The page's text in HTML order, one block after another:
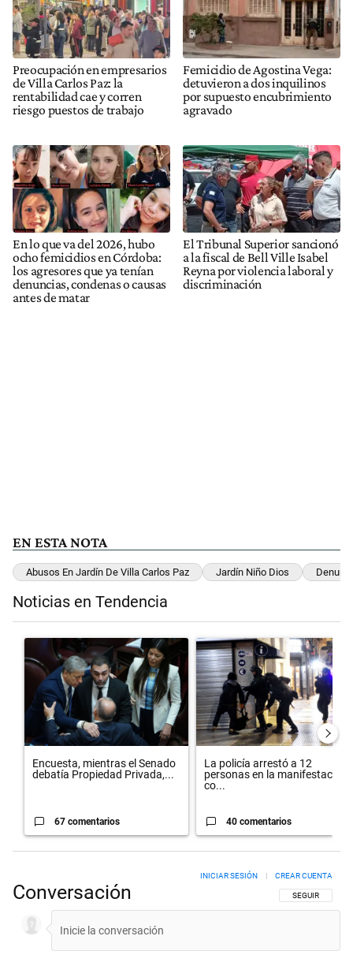
Preocupación en empresarios
de Villa Carlos Paz: la
rentabilidad cae y corren
riesgo puestos de trabajo
Femicidio de Agostina Vega:
detuvieron a dos inquilinos
por supuesto encubrimiento
agravado
En lo que va del 2026, hubo
ocho femicidios en Córdoba:
los agresores que ya tenían
denuncias, condenas o causas
antes de matar
El Tribunal Superior sancionó
a la fiscal de Bell Ville Isabel
Reyna por violencia laboral y
discriminación
EN ESTA NOTA
Abusos En Jardín De Villa Carlos Paz Jardín Niño Dios
Noticias en Tendencia
Un artículo de tendencia con el título "Encuesta, mientras el
Encuesta, mientras el Senado
debatía Propiedad Privada,...
67 comentarios
Un artículo de tendencia con el
La policía arrestó a 12
personas en la manifestación
co...
40 comentarios
Conversación SIGA ESTA
SEGUIR
INICIAR SESIÓN CREAR CUENTA